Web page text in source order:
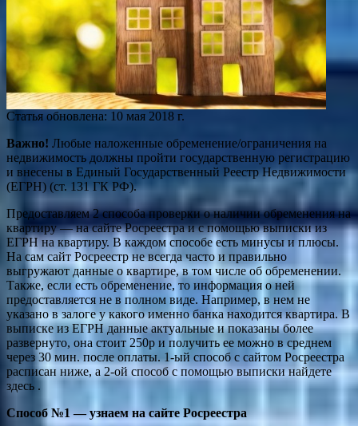
Статья обновлена: 10 мая 2018 г.
Важно! Любые наложенные обременение/ограничения на
недвижимость должны пройти государственную регистрацию
и внесены в Единый Государственный Реестр Недвижимости
(ЕГРН) (ст. 131 ГК РФ).
Предоставляем 2 способа проверки о наличииобременения на
квартиру — на сайте Росреестра и с помощью выписки из
ЕГРН на квартиру. В каждом способе есть минусы и плюсы.
На сам сайт Росреестр не всегда часто и правильно
выгружают данные о квартире, в том числе об обременении.
Также, если есть обременение, то информация о ней
предоставляется не в полном виде. Например, в нем не
указано в залоге у какого именно банка находится квартира. В
выписке из ЕГРН данные актуальные и показаны более
развернуто, она стоит 250р и получить ее можно в среднем
через 30 мин. после оплаты. 1-ый способ с сайтом Росреестра
расписан ниже, а 2-ой способ с помощью выписки найдете
здесь .
Способ №1 — узнаем на сайте Росреестра